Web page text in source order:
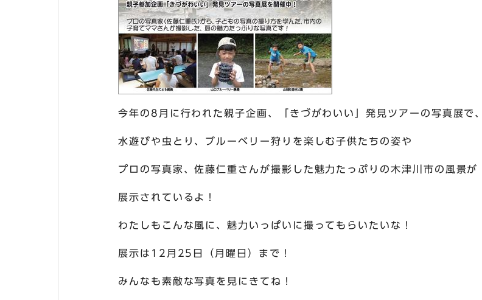
今年の8月に行われた親子企画、「きづがわいい」発見ツアーの写真展で、
水遊びや虫とり、ブルーベリー狩りを楽しむ子供たちの姿や
プロの写真家、佐藤仁重さんが撮影した魅力たっぷりの木津川市の風景が
展示されているよ！
わたしもこんな風に、魅力いっぱいに撮ってもらいたいな！
展示は12月25日（月曜日）まで！
みんなも素敵な写真を見にきてね！